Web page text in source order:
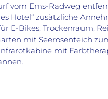
vom Ems-Radweg
Hotel“ zusätzliche
E-Bikes, Trockenraum,
mit Seerosenteich
mit